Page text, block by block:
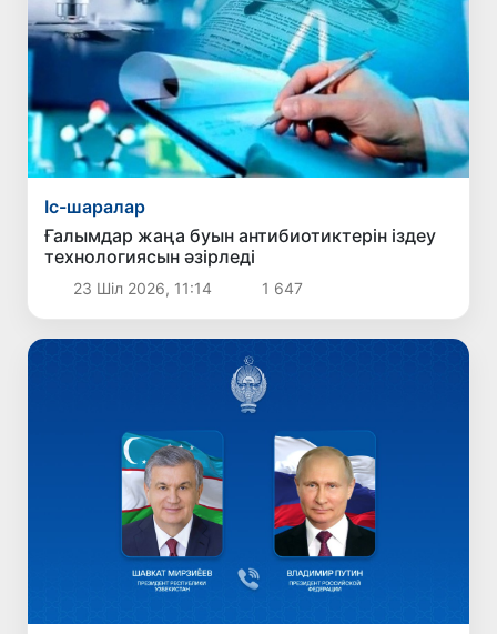
Іс-шаралар
Ғалымдар жаңа буын антибиотиктерін іздеу
технологиясын әзірледі
23 Шіл 2026, 11:14 1 647